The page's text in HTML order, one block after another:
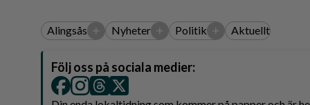
Alingsås + Nyheter + Politik + Aktuellt
Följ oss på sociala medier: